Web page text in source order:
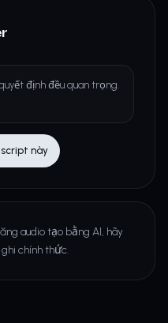
định đều quan trọng.
này
audio tạo bằng AI, hãy
chính thức.